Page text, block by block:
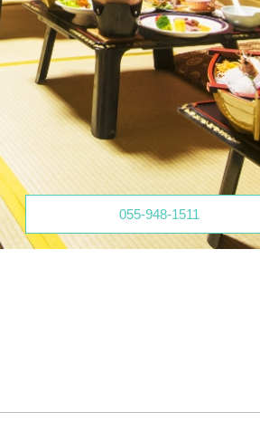
055-948-1511